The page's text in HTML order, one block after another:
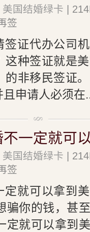
美国结婚绿卡 |
签
签证代办公司
这种签证就是
的非移民签证
申请人必须在
一定就可
美国结婚绿卡 |
签
定就可以拿到
骗你的钱，甚
定就可以拿到